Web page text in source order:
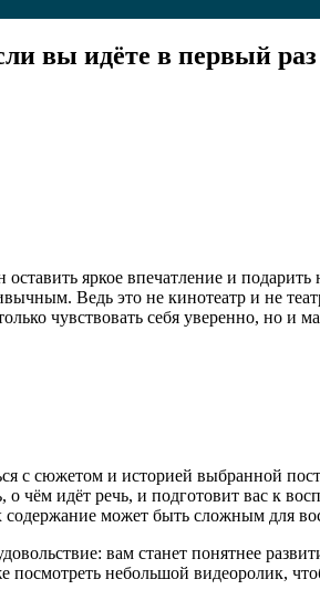
вы идёте в первый раз
яркое впечатление и
Ведь это не кинотеатр и не
чувствовать себя уверенно, но
с сюжетом и историей выбранной
чём идёт речь, и подготовит вас к
может быть сложным для
вам станет понятнее
посмотреть небольшой видеоролик,